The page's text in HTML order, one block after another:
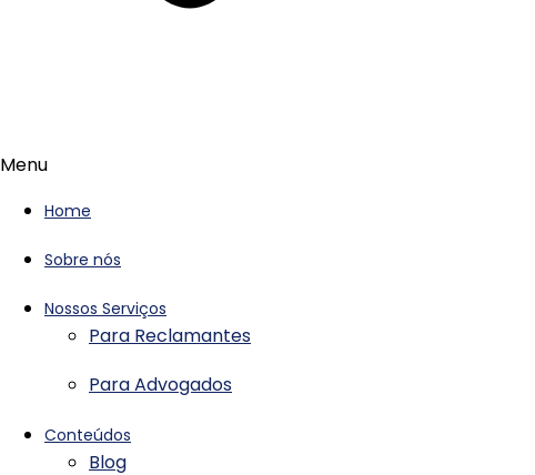
Menu
Home
Sobre nós
Nossos Serviços
Para Reclamantes
Para Advogados
Conteúdos
Blog